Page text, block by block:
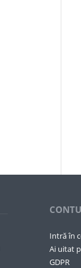
Intră în
Ai uitat
GDPR